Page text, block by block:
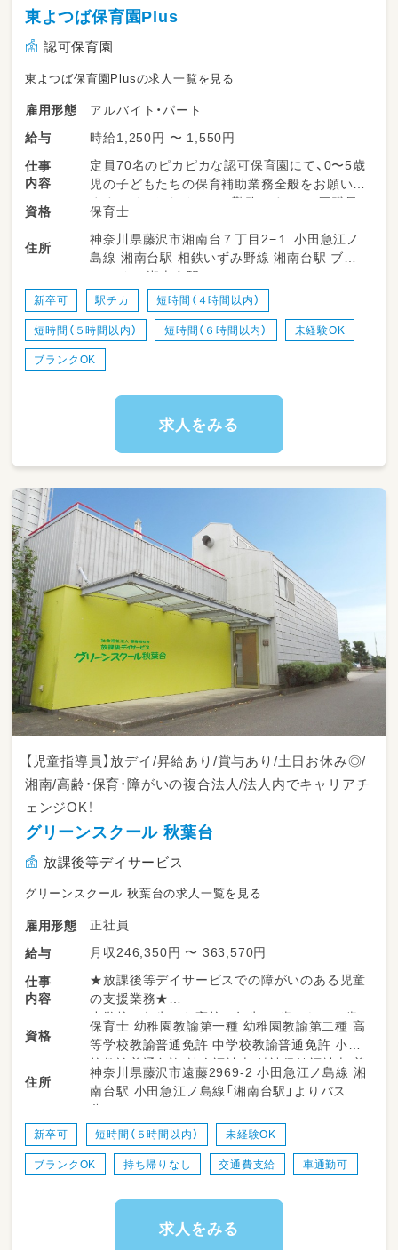
東よつば保育園Plus
認可保育園
東よつば保育園Plusの求人一覧を見る
雇用形態
アルバイト・パート
給与
時給1,250円 〜 1,550円
仕事
内容
定員70名のピカピカな認可保育園にて、0〜5歳
児の子どもたちの保育補助業務全般をお願いし
ます。パートタイムでの勤務ですので、正職員
の先生のサポートを中心に、できることから少
しずつお任せしていきます♪
お見送り
・室内での自由遊びや、園庭・お散歩先での安心・
安全な見守り
・食事の配膳やスプーンの持ち方のサポート、お
やつタイムの介助
・トイレのサポートやオムツ替え、お着替えのお
手伝い
・お部屋の簡単なお掃除、おもちゃの消毒など衛
や、保育活動の準備・片付けなど）
★子どもたち一人ひとりの「できた！」の瞬間に
たくさん立ち会える、笑顔あふれるお仕事です！
資格 保育士
住所
神奈川県藤沢市湘南台７丁目2−１ 小田急江ノ
島線 湘南台駅 相鉄いずみ野線 湘南台駅 ブル
ーライン 湘南台駅
新卒可 駅チカ 短時間（４時間以内）
短時間（５時間以内） 短時間（６時間以内） 未経験OK
ブランクOK
求人をみる
【児童指導員】放デイ/昇給あり/賞与あり/土日お休み◎/
湘南/高齢・保育・障がいの複合法人/法人内でキャリアチ
ェンジOK！
グリーンスクール 秋葉台
放課後等デイサービス
グリーンスクール 秋葉台の求人一覧を見る
雇用形態
正社員
給与
月収246,350円 〜 363,570円
仕事
内容
★放課後等デイサービスでの障がいのある児童
の支援業務★
小学校１年生から高校３年生(６歳から１８歳
特例で２０歳まで)の
障がいを持ったお子様や発達に特性を持ってい
るお子様をお預かりします。
個別支援計画に基づく療育プログラムや学習指
プログラムを提供します。
【洋風の建物が醸し出す落ち着きある雰囲気が
ン！】
アートギャラリーを改装した建物は、天井が高
く開放感があり、天然芝を敷きつめた庭もあり
資格
保育士 幼稚園教諭第一種 幼稚園教諭第二種 高
等学校教諭普通免許 中学校教諭普通免許 小学
校教諭普通免許 社会福祉士 精神保健福祉士 普
通自動車運転免許
住所
神奈川県藤沢市遠藤2969-2 小田急江ノ島線 湘
南台駅 小田急江ノ島線「湘南台駅」よりバス８
分
新卒可 短時間（５時間以内） 未経験OK
ブランクOK 持ち帰りなし 交通費支給 車通勤可
求人をみる